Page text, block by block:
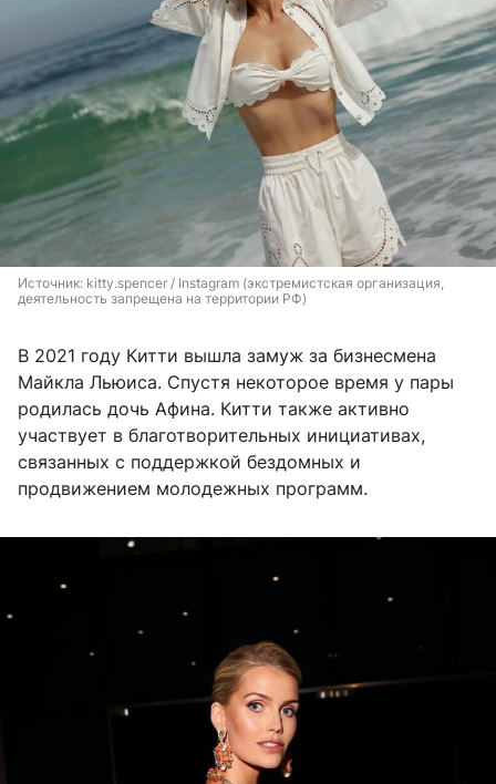
Источник: kitty.spencer / Instagram (экстремистская организация,
деятельность запрещена на территории РФ)
В 2021 году Китти вышла замуж за бизнесмена
Майкла Льюиса. Спустя некоторое время у пары
родилась дочь Афина. Китти также активно
участвует в благотворительных инициативах,
связанных с поддержкой бездомных и
продвижением молодежных программ.